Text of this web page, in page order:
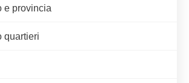
e provincia
quartieri